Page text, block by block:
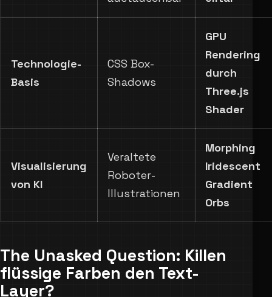
Technologie-
Basis
CSS Box-
Shadows
GPU
Rendering
durch
Three.js
Shader
Visualisierung
von KI
Veraltete
Roboter-
Illustrationen
Morphing
Iridescent
Gradient
Orbs
The Unasked Question: Killen
flüssige Farben den Text-
Layer?